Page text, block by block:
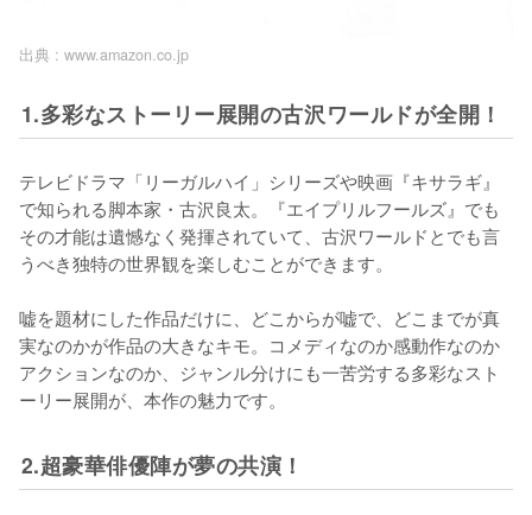
出典 : www.amazon.co.jp
1.多彩なストーリー展開の古沢ワールドが全開！
テレビドラマ「リーガルハイ」シリーズや映画『キサラギ』
で知られる脚本家・古沢良太。『エイプリルフールズ』でも
その才能は遺憾なく発揮されていて、古沢ワールドとでも言
うべき独特の世界観を楽しむことができます。
嘘を題材にした作品だけに、どこからが嘘で、どこまでが真
実なのかが作品の大きなキモ。コメディなのか感動作なのか
アクションなのか、ジャンル分けにも一苦労する多彩なスト
ーリー展開が、本作の魅力です。
2.超豪華俳優陣が夢の共演！